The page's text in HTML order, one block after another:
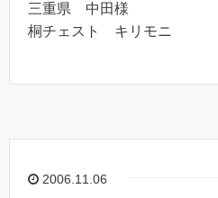
三重県 中田様
桐チェスト キリモニ
2006.11.06